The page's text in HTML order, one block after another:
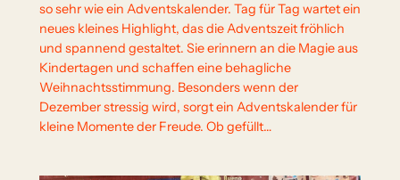
so sehr wie ein Adventskalender. Tag für Tag wartet ein
neues kleines Highlight, das die Adventszeit fröhlich
und spannend gestaltet. Sie erinnern an die Magie aus
Kindertagen und schaffen eine behagliche
Weihnachtsstimmung. Besonders wenn der
Dezember stressig wird, sorgt ein Adventskalender für
kleine Momente der Freude. Ob gefüllt…